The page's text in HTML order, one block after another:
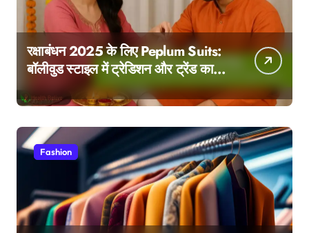
रक्षाबंधन 2025 के लिए Peplum Suits:
बॉलीवुड स्टाइल में ट्रेडिशन और ट्रेंड का
परफेक्ट मेल
Fashion